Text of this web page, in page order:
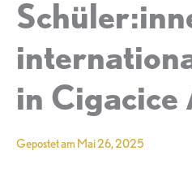
in Cigacice
Gepostet amMai 26, 2025